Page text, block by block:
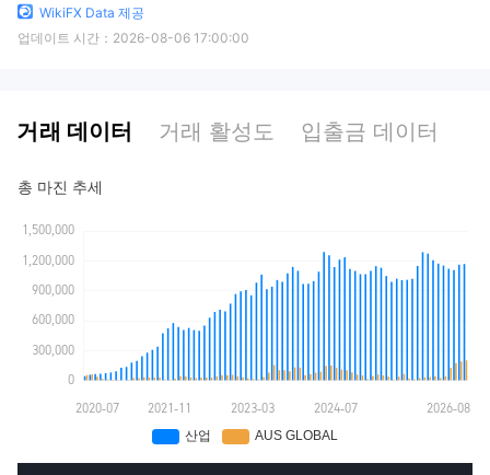
WikiFX Data 제공
업데이트 시간： 2026-08-06 17:00:00
거래 데이터 거래 활성도 입출금 데이터
총 마진 추세